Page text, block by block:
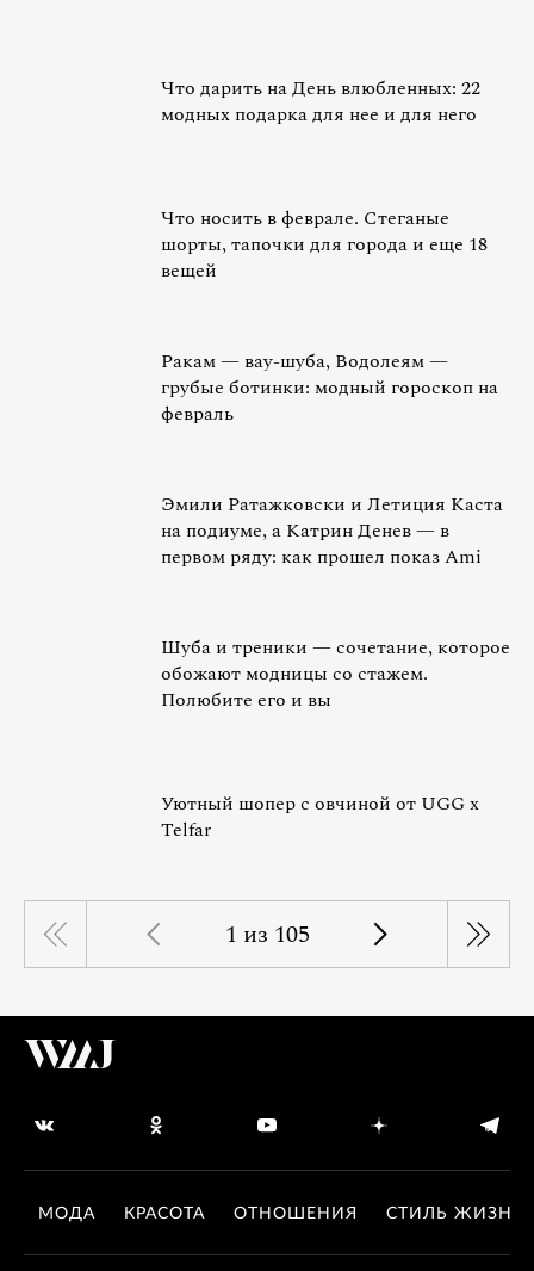
Что дарить на День влюбленных: 22
модных подарка для нее и для него
Что носить в феврале. Стеганые
шорты, тапочки для города и еще 18
вещей
Ракам — вау-шуба, Водолеям —
грубые ботинки: модный гороскоп на
февраль
Эмили Ратажковски и Летиция Каста
на подиуме, а Катрин Денев — в
первом ряду: как прошел показ Ami
Шуба и треники — сочетание, которое
обожают модницы со стажем.
Полюбите его и вы
Уютный шопер с овчиной от UGG x
Telfar
1 из 105
МОДА КРАСОТА ОТНОШЕНИЯ СТИЛЬ ЖИЗНИ